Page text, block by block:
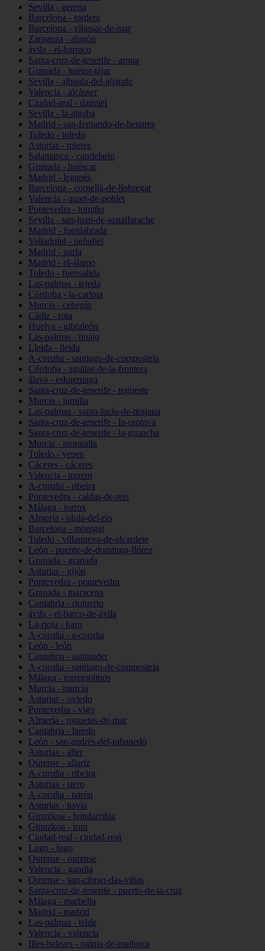
Sevilla - gerena
Barcelona - tordera
Barcelona - vilassar-de-mar
Zaragoza - alagón
ávila - el-barraco
Santa-cruz-de-tenerife - arona
Granada - huétor-tájar
Sevilla - albaida-del-aljarafe
Valencia - alcàsser
Ciudad-real - daimiel
Sevilla - la-algaba
Madrid - san-fernando-de-henares
Toledo - toledo
Asturias - mieres
Salamanca - candelario
Granada - huéscar
Madrid - leganés
Barcelona - cornellà-de-llobregat
Valencia - quart-de-poblet
Pontevedra - tomiño
Sevilla - san-juan-de-aznalfarache
Madrid - fuenlabrada
Valladolid - peñafiel
Madrid - parla
Madrid - el-álamo
Toledo - fuensalida
Las-palmas - tejeda
Córdoba - la-carlota
Murcia - cehegín
Cádiz - rota
Huelva - gibraleón
Las-palmas - tinajo
Lleida - lleida
A-coruña - santiago-de-compostela
Córdoba - aguilar-de-la-frontera
álava - eskuernaga
Santa-cruz-de-tenerife - tegueste
Murcia - jumilla
Las-palmas - santa-lucía-de-tirajana
Santa-cruz-de-tenerife - la-orotava
Santa-cruz-de-tenerife - la-guancha
Murcia - moratalla
Toledo - yepes
Cáceres - cáceres
Valencia - torrent
A-coruña - ribeira
Pontevedra - caldas-de-reis
Málaga - torrox
Almería - olula-del-río
Barcelona - montgat
Toledo - villanueva-de-alcardete
León - puente-de-domingo-flórez
Granada - granada
Asturias - gijón
Pontevedra - pontevedra
Granada - maracena
Cantabria - riotuerto
ávila - el-barco-de-ávila
La-rioja - haro
A-coruña - a-coruña
León - león
Cantabria - santander
A-coruña - santiago-de-compostela
Málaga - torremolinos
Murcia - murcia
Asturias - oviedo
Pontevedra - vigo
Almería - roquetas-de-mar
Cantabria - laredo
León - san-andrés-del-rabanedo
Asturias - aller
Ourense - allariz
A-coruña - ribeira
Asturias - siero
A-coruña - narón
Asturias - navia
Gipuzkoa - hondarribia
Gipuzkoa - irun
Ciudad-real - ciudad-real
Lugo - lugo
Ourense - ourense
Valencia - gandia
Ourense - san-cibrao-das-viñas
Santa-cruz-de-tenerife - puerto-de-la-cruz
Málaga - marbella
Madrid - madrid
Las-palmas - telde
Valencia - valencia
Illes-balears - palma-de-mallorca